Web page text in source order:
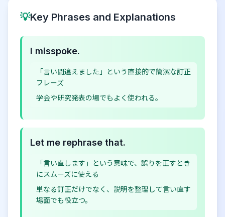
💡Key Phrases and Explanations
I misspoke.
「言い間違えました」という直接的で簡潔な訂正
フレーズ
学会や研究発表の場でもよく使われる。
Let me rephrase that.
「言い直します」という意味で、誤りを正すとき
にスムーズに使える
単なる訂正だけでなく、説明を整理して言い直す
場面でも役立つ。